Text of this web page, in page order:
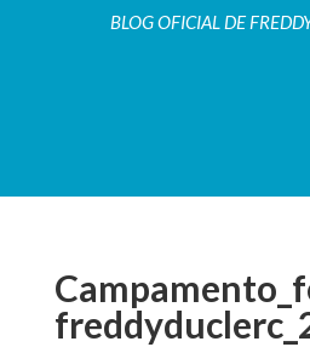
BLOG OFICIAL DE